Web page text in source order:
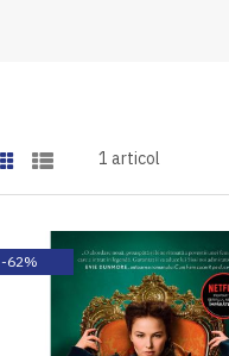
1 articol
-62%